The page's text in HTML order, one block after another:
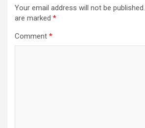
Your email address will not be published.
are marked *
Comment *